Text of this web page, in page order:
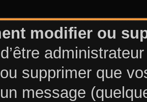
modifier ou
supprimer que
message